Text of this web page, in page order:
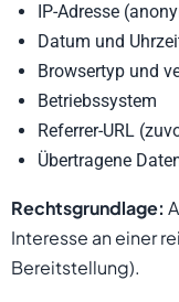
IP-Adresse
Datum und
Browsertyp und
Betriebssystem
Referrer-URL
Übertragene
Rechtsgrundlage:
Interesse an einer
Bereitstellung).